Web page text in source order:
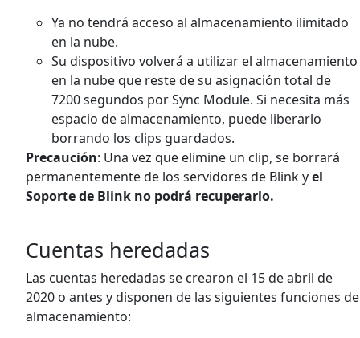
Ya no tendrá acceso al almacenamiento ilimitado
en la nube.
Su dispositivo volverá a utilizar el almacenamiento
en la nube que reste de su asignación total de
7200 segundos por Sync Module. Si necesita más
espacio de almacenamiento, puede liberarlo
borrando los clips guardados.
Precaución: Una vez que elimine un clip, se borrará
permanentemente de los servidores de Blink yel
Soporte de Blink no podrá recuperarlo.
Cuentas heredadas
Las cuentas heredadas se crearon el 15 de abril de
2020 o antes y disponen de las siguientes funciones de
almacenamiento: